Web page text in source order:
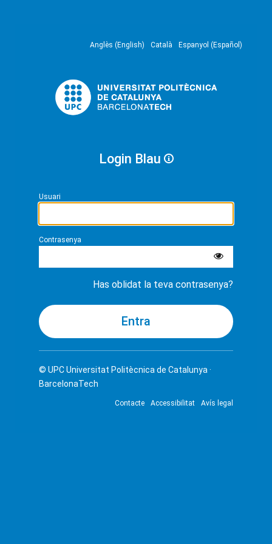
Anglès (English) Català Espanyol (Español)
Login Blau
Usuari
Contrasenya
Has oblidat la teva contrasenya?
© UPCUniversitat Politècnica de Catalunya ·
BarcelonaTech
Contacte Accessibilitat Avís legal